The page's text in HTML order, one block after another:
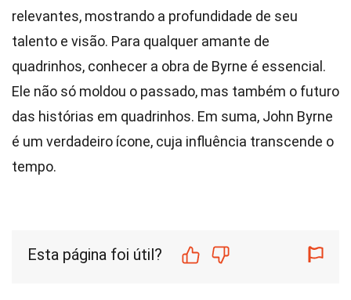
relevantes, mostrando a profundidade de seu
talento e visão. Para qualquer amante de
quadrinhos, conhecer a obra de Byrne é essencial.
Ele não só moldou o passado, mas também o futuro
das histórias em quadrinhos. Em suma, John Byrne
é um verdadeiro ícone, cuja influência transcende o
tempo.
Esta página foi útil?